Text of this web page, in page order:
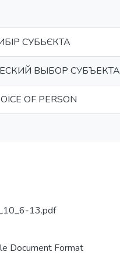
СУБЬЄКТА
ВЫБОР СУБЪЕКТА
OF PERSON
13.pdf
Document Format